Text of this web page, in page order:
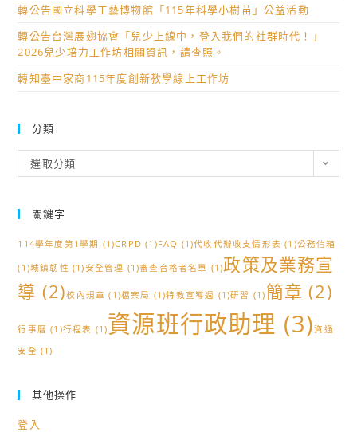
轉公告國立科學工藝博物館「115年科學小樹苗」公益活動
轉公告台灣展翅協會「兒少上線中，登入我們的社群時代！」
2026兒少培力工作坊相關資訊，請查照。
轉知臺中家商115年度創新教學線上工作坊
分類
類
選取分類
關鍵字
114學年度第1學期 (1)CRPD (1)FAQ (1)代收代辦收支情形表 (1)公務信箱
(1)城鎮韌性 (1)安全管理 (1)審查合格者名單 (1)政策及業務宣
導 (2)校內規章 (1)檔案局 (1)特教宣導週 (1)研習 (1) 簡章 (2)
行事曆 (1)行程表 (1)資源班行政助理 (3)資通
安全 (1)
其他操作
登入